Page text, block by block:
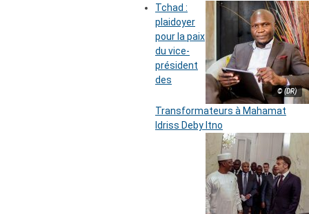
© (DR)
Tchad :
plaidoyer
pour la paix
du vice-
président
des
Transformateurs à Mahamat
Idriss Deby Itno